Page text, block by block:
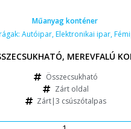
Műanyag konténer
Autóipar,Elektronikai ipar,
MEREVFALÚ
Összecsukható
Zárt oldal
Zárt|3 csúszótalpas